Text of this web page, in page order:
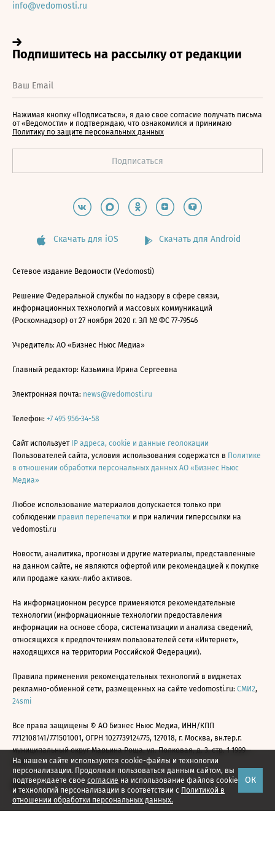
На нашем сайте используются cookie-файлы и технологии
персонализации. Продолжая пользоваться данным сайтом, вы
подтверждаете свое согласие на использование файлов cookie
и технологий персонализации в соответствии с Политикой в
отношении обработки персональных данных.
ОК
info@vedomosti.ru
Нажимая кнопку «Подписаться», я даю свое согласие получать письма
от «Ведомости» и подтверждаю, что ознакомился и принимаю
Политику по защите персональных данных
Скачать для iOS Скачать для Android
Сетевое издание Ведомости (Vedomosti)
Решение Федеральной службы по надзору в сфере связи,
информационных технологий и массовых коммуникаций
(Роскомнадзор) от 27 ноября 2020 г. ЭЛ № ФС 77-79546
Учредитель: АО «Бизнес Ньюс Медиа»
Главный редактор: Казьмина Ирина Сергеевна
Электронная почта: news@vedomosti.ru
Телефон: +7 495 956-34-58
Сайт использует IP адреса, cookie и данные геолокации
Пользователей сайта, условия использования содержатся в Политике
в отношении обработки персональных данных АО «Бизнес Ньюс
Медиа»
Любое использование материалов допускается только при
соблюдении правил перепечатки и при наличии гиперссылки на
vedomosti.ru
Новости, аналитика, прогнозы и другие материалы, представленные
на данном сайте, не являются офертой или рекомендацией к покупке
или продаже каких-либо активов.
На информационном ресурсе применяются рекомендательные
технологии (информационные технологии предоставления
информации на основе сбора, систематизации и анализа сведений,
относящихся к предпочтениям пользователей сети «Интернет»,
находящихся на территории Российской Федерации).
Правила применения рекомендательных технологий в виджетах
рекламно-обменной сети, размещенных на сайте vedomosti.ru: СМИ2,
24smi
Все права защищены © АО Бизнес Ньюс Медиа, ИНН/КПП
7712108141/771501001, ОГРН 1027739124775, 127018, г. Москва, вн.тер.г.
муниципальный округ Марьина Роща, ул. Полковая, д. 3, стр. 1 1999—
2026